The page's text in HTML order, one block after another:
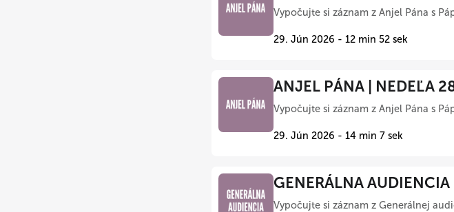
Vypočujte si záznam z Anjel Pána s
29. Jún 2026 - 12 min 52 sek
ANJEL PÁNA | NEDEĽA
Vypočujte si záznam z Anjel Pána s
29. Jún 2026 - 14 min 7 sek
GENERÁLNA
Vypočujte si záznam z Generálnej